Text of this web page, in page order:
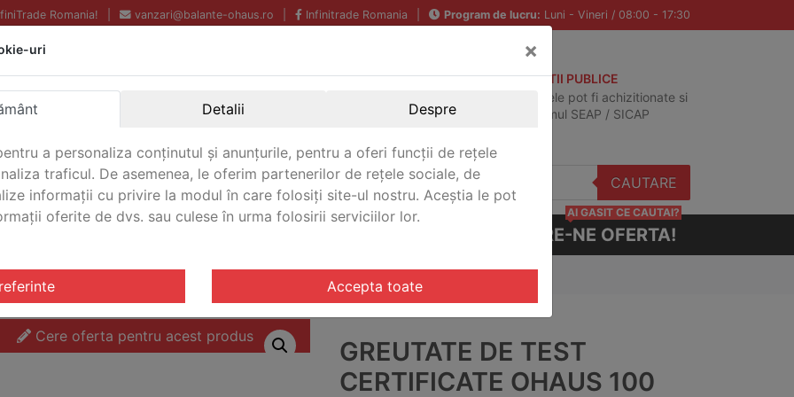
Romania! vanzari@balante-ohaus.ro Infinitrade Romania Program de lucru: Luni - Vineri / 08:00 - 17:30
Echipamente profesionale
pentru laborator.
Garantie Internationala.
ACHIZITII PUBLICE
Produsele pot fi achizitionate si
in sistemul SEAP / SICAP
CAUTARE
CERE-NE OFERTA!
AI GASIT CE CAUTAI?
E2/ Greutate de test certificate Ohaus 100 OIML E2 OH CERT
Cere oferta pentru acest produs
GREUTATE DE TEST
CERTIFICATE OHAUS 100
uri ×
Detalii Despre
a personaliza conținutul și anunțurile, pentru a oferi funcții de rețele
traficul. De asemenea, le oferim partenerilor de rețele sociale, de
informații cu privire la modul în care folosiți site-ul nostru. Aceștia le pot
oferite de dvs. sau culese în urma folosirii serviciilor lor.
Accepta toate